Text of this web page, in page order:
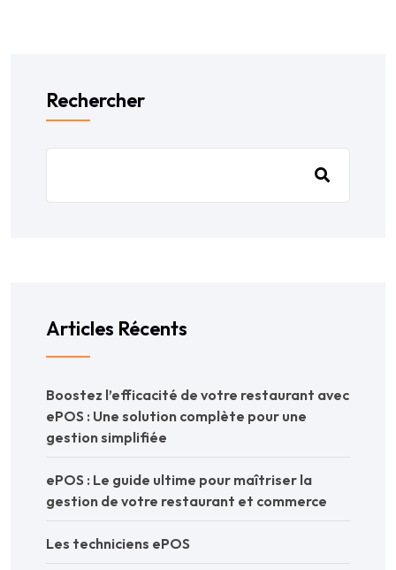
Rechercher
Articles Récents
Boostez l’efficacité de votre restaurant avec
ePOS : Une solution complète pour une
gestion simplifiée
ePOS : Le guide ultime pour maîtriser la
gestion de votre restaurant et commerce
Les techniciens ePOS